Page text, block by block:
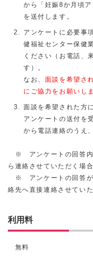
から「妊娠8か月頃ア
を送付します。
アンケートに必要事
健福祉センター保健
ください（お電話、
す）。
なお、 面談を希望さ
にご協力をお願いし
面談を希望された方
アンケートの送付を
から電話連絡のうえ
※ アンケートの回答内
ら連絡させていただく場
※ アンケートの回答が
絡先へ直接連絡させてい
利用料
無料